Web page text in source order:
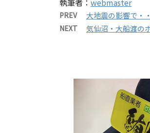
執筆者： webmaster
PREV 大地震の影響で・
NEXT 気仙沼・大船渡の